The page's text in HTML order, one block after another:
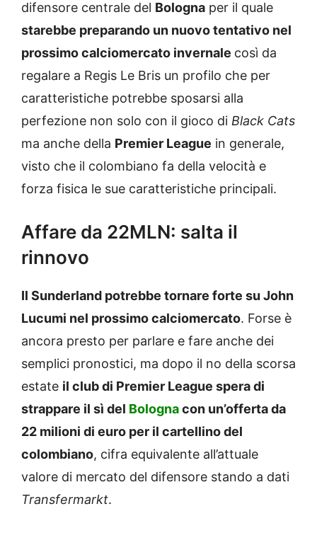
difensore centrale del Bologna per il quale
starebbe preparando un nuovo tentativo nel
prossimo calciomercato invernale così da
regalare a Regis Le Bris un profilo che per
caratteristiche potrebbe sposarsi alla
perfezione non solo con il gioco di Black Cats
ma anche della Premier League in generale,
visto che il colombiano fa della velocità e
forza fisica le sue caratteristiche principali.
Affare da 22MLN: salta il
rinnovo
Il Sunderland potrebbe tornare forte su John
Lucumi nel prossimo calciomercato. Forse è
ancora presto per parlare e fare anche dei
semplici pronostici, ma dopo il no della scorsa
estate il club di Premier League spera di
strappare il sì del Bolognacon un’offerta da
22 milioni di euro per il cartellino del
colombiano, cifra equivalente all’attuale
valore di mercato del difensore stando a dati
Transfermarkt.